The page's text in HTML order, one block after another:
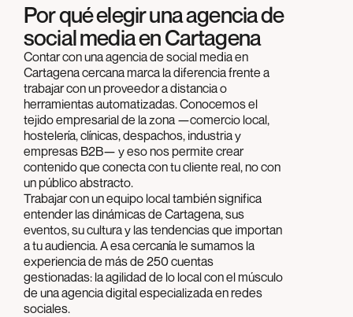
Por qué elegir una agencia de
social media en Cartagena
Contar con una agencia de social media en
Cartagena cercana marca la diferencia frente a
trabajar con un proveedor a distancia o
herramientas automatizadas. Conocemos el
tejido empresarial de la zona —comercio local,
hostelería, clínicas, despachos, industria y
empresas B2B— y eso nos permite crear
contenido que conecta con tu cliente real, no con
un público abstracto.
Trabajar con un equipo local también significa
entender las dinámicas de Cartagena, sus
eventos, su cultura y las tendencias que importan
a tu audiencia. A esa cercanía le sumamos la
experiencia de más de 250 cuentas
gestionadas: la agilidad de lo local con el músculo
de una agencia digital especializada en redes
sociales.